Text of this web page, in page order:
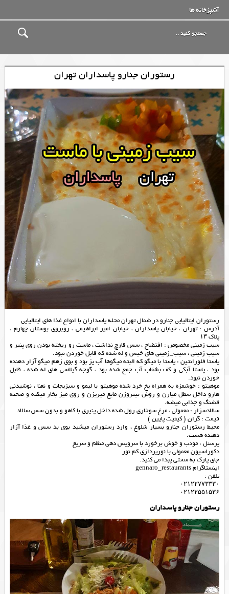
آشپزخانه ها
رستوران جنارو پاسداران تهران
رستوران ايتاليايی جنارو در شمال تهران محله پاسداران با انواع غذا های ایتالیایی
آدرس : تهران ، خیابان پاسداران ، خیابان امیر ابراهیمی ، روبروی بوستان چهارم ،
پلاک ۱۳
سیب زمینی مخصوص : افتضاح ، سس قارچ نداشت ، ماست رو ریخته بودن روی پنیر و
سیب زمینی ، سیب_زمینی های خیس و له شده که قابل خوردن نبود.
پاستا فلورانتین : پاستا با میگو که البته میگوها آب پز بود و بوی زهم میگو آزار دهنده
بود ، پاستا آبکی و کف بشقاب آب جمع شده بود ، گوجه گیلاسی های له شده ، قابل
خوردن نبود.
موهیتو : خوشمزه به همراه یخ خرد شده موهیتو با لیمو و سبزیجات و نعنا ، نوشیدنی
هارو داخل سطل میارن و روش نیتروژن مایع میریزن و روی میز بخار میکنه و صحنه
قشنگ و جذابی میشه.
سالادسزار : معمولی ، مرغ سوخاری رول شده داخل پنیری با کاهو و بدون سس سالاد
قیمت : گران ( کیفیت پایین )
محیط رستوران جنارو بسیار شلوغ ، وارد رستوران میشید بوی بد سس و غذا آزار
دهنده هست.
پرسنل : مودب و خوش برخورد با سرویس دهی منظم و سریع
دکوراسیون معمولی با نورپردازی کم نور
جای پارک به سختی پبدا می کنید.
اینستاگرام gennaro_restaurants
تلفن :
۰۲۱۲۲۷۷۳۳۳۰
۰۲۱۲۲۵۵۱۵۳۶
رستوران جنارو پاسداران